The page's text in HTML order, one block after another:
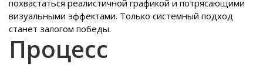
похвастаться реалистичной графикой и потрясающими
визуальными эффектами. Только системный подход
станет залогом победы.
Процесс